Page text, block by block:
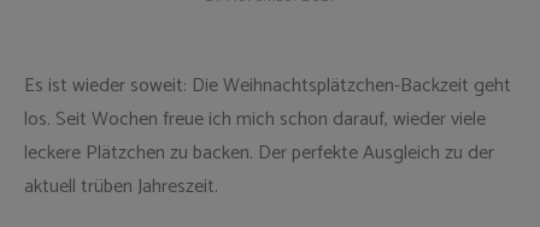
Es ist wieder soweit: Die Weihnachtsplätzchen-Backzeit geht
los. Seit Wochen freue ich mich schon darauf, wieder viele
leckere Plätzchen zu backen. Der perfekte Ausgleich zu der
aktuell trüben Jahreszeit.